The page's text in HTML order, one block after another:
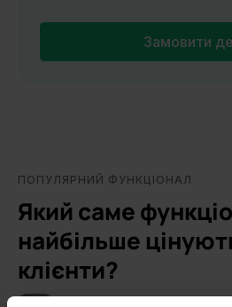
Замовити
ПОПУЛЯРНИЙ ФУНКЦІОНАЛ
Який саме
найбільше
клієнти?